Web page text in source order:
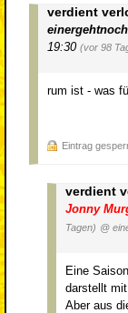
verdient
19:30 (vor 98
rum ist - was
Eintrag
verdient
Jonny
Tagen) @
Eine
darstellt
Aber aus